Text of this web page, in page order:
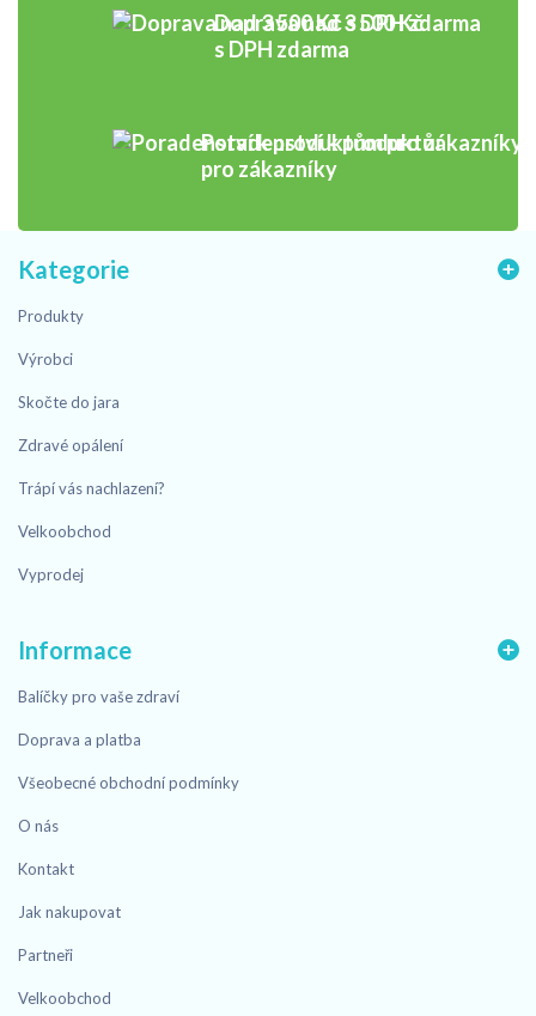
Doprava nad 3 500 Kč
s DPH zdarma
Poradenství k produktům
pro zákazníky
Kategorie
Produkty
Výrobci
Skočte do jara
Zdravé opálení
Trápí vás nachlazení?
Velkoobchod
Vyprodej
Informace
Balíčky pro vaše zdraví
Doprava a platba
Všeobecné obchodní podmínky
O nás
Kontakt
Jak nakupovat
Partneři
Velkoobchod